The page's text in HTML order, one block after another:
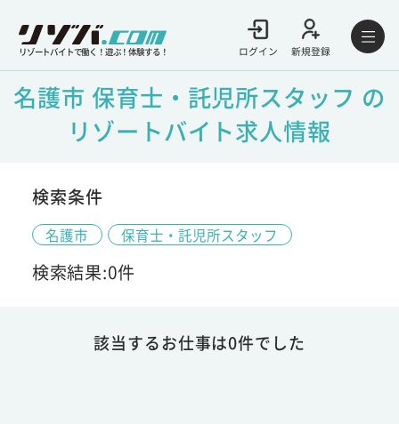
リゾートバイトで働く！遊ぶ！体験する！ ログイン 新規登録
名護市 保育士・託児所スタッフ の
リゾートバイト求人情報
検索条件
名護市 保育士・託児所スタッフ
検索結果:0件
該当するお仕事は0件でした